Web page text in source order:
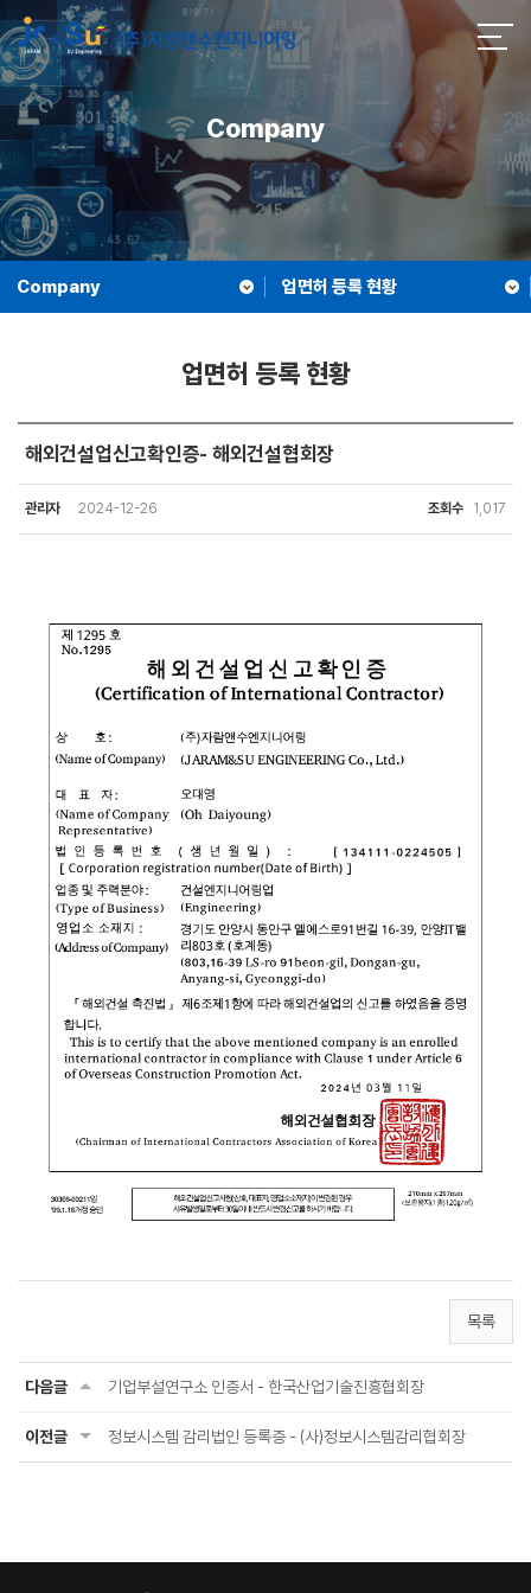
Company
Company 업면허 등록 현황
업면허 등록 현황
해외건설업신고확인증- 해외건설협회장
관리자 2024-12-26 조회수 1,017
목록
다음글 기업부설연구소 인증서 - 한국산업기술진흥협회장
이전글 정보시스템 감리법인 등록증 - (사)정보시스템감리협회장